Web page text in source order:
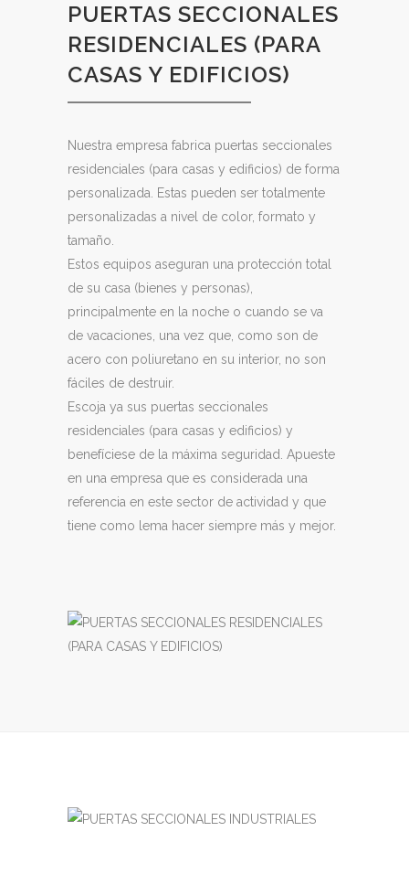
PUERTAS SECCIONALES
RESIDENCIALES (PARA
CASAS Y EDIFICIOS)
Nuestra empresa fabrica puertas seccionales
residenciales (para casas y edificios) de forma
personalizada. Estas pueden ser totalmente
personalizadas a nivel de color, formato y
tamaño.
Estos equipos aseguran una protección total
de su casa (bienes y personas),
principalmente en la noche o cuando se va
de vacaciones, una vez que, como son de
acero con poliuretano en su interior, no son
fáciles de destruir.
Escoja ya sus puertas seccionales
residenciales (para casas y edificios) y
benefíciese de la máxima seguridad. Apueste
en una empresa que es considerada una
referencia en este sector de actividad y que
tiene como lema hacer siempre más y mejor.